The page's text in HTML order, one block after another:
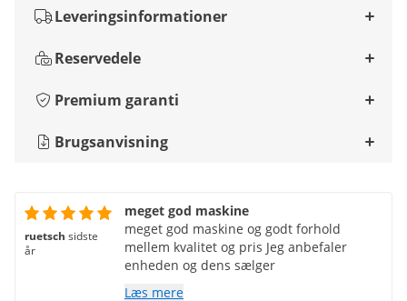
Leveringsinformationer
Reservedele
Premium garanti
Brugsanvisning
ruetsch sidste
år
meget god maskine
meget god maskine og godt forhold
mellem kvalitet og pris Jeg anbefaler
enheden og dens sælger
Læs mere